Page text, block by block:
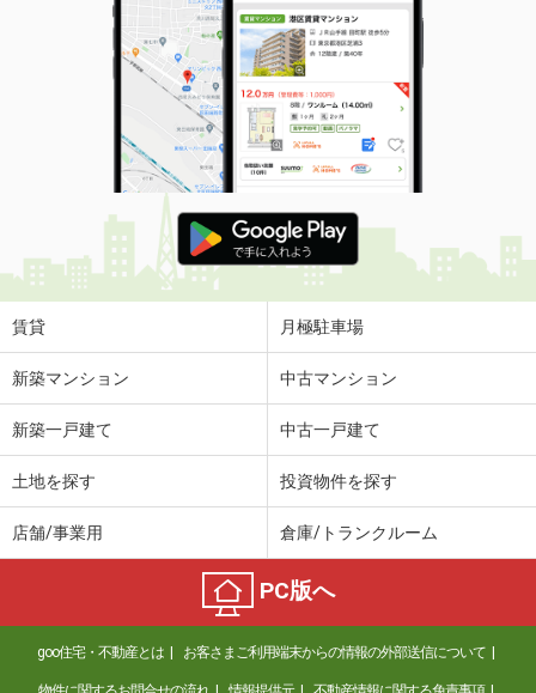
賃貸 月極駐車場
新築マンション 中古マンション
新築一戸建て 中古一戸建て
土地を探す 投資物件を探す
店舗/事業用 倉庫/トランクルーム
PC版へ
goo住宅・不動産とは お客さまご利用端末からの情報の外部送信について